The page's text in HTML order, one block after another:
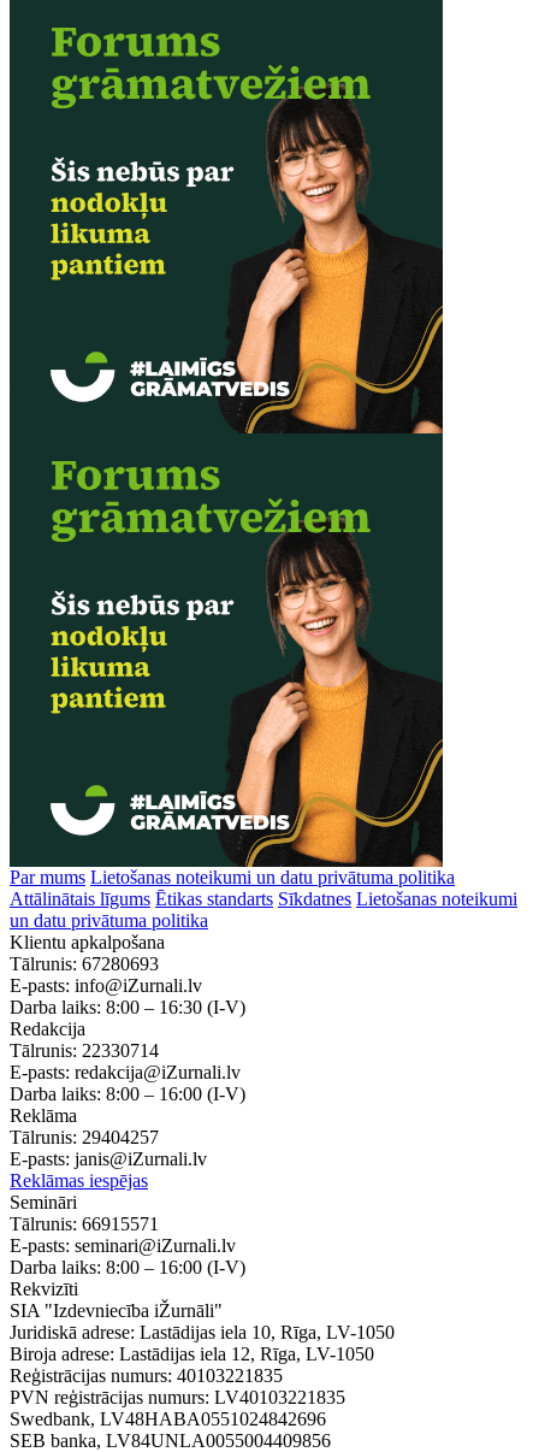
Par mums Lietošanas noteikumi un datu privātuma politika
Attālinātais līgums Ētikas standarts Sīkdatnes Lietošanas noteikumi
un datu privātuma politika
Klientu apkalpošana
Tālrunis: 67280693
E-pasts: info@iZurnali.lv
Darba laiks: 8:00 – 16:30 (I-V)
Redakcija
Tālrunis: 22330714
E-pasts: redakcija@iZurnali.lv
Darba laiks: 8:00 – 16:00 (I-V)
Reklāma
Tālrunis: 29404257
E-pasts: janis@iZurnali.lv
Reklāmas iespējas
Semināri
Tālrunis: 66915571
E-pasts: seminari@iZurnali.lv
Darba laiks: 8:00 – 16:00 (I-V)
Rekvizīti
SIA "Izdevniecība iŽurnāli"
Juridiskā adrese: Lastādijas iela 10, Rīga, LV-1050
Biroja adrese: Lastādijas iela 12, Rīga, LV-1050
Reģistrācijas numurs: 40103221835
PVN reģistrācijas numurs: LV40103221835
Swedbank, LV48HABA0551024842696
SEB banka, LV84UNLA0055004409856